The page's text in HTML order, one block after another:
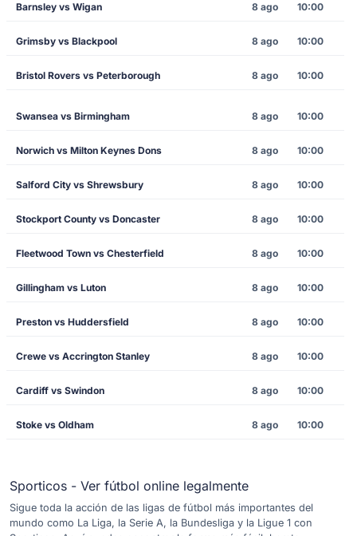
Barnsley vs Wigan 8 ago 10:00
Grimsby vs Blackpool 8 ago 10:00
Bristol Rovers vs Peterborough 8 ago 10:00
Swansea vs Birmingham 8 ago 10:00
Norwich vs Milton Keynes Dons 8 ago 10:00
Salford City vs Shrewsbury 8 ago 10:00
Stockport County vs Doncaster 8 ago 10:00
Fleetwood Town vs Chesterfield 8 ago 10:00
Gillingham vs Luton 8 ago 10:00
Preston vs Huddersfield 8 ago 10:00
Crewe vs Accrington Stanley 8 ago 10:00
Cardiff vs Swindon 8 ago 10:00
Stoke vs Oldham 8 ago 10:00
Sporticos - Ver fútbol online legalmente
Sigue toda la acción de las ligas de fútbol más importantes del
mundo como La Liga, la Serie A, la Bundesliga y la Ligue 1 con